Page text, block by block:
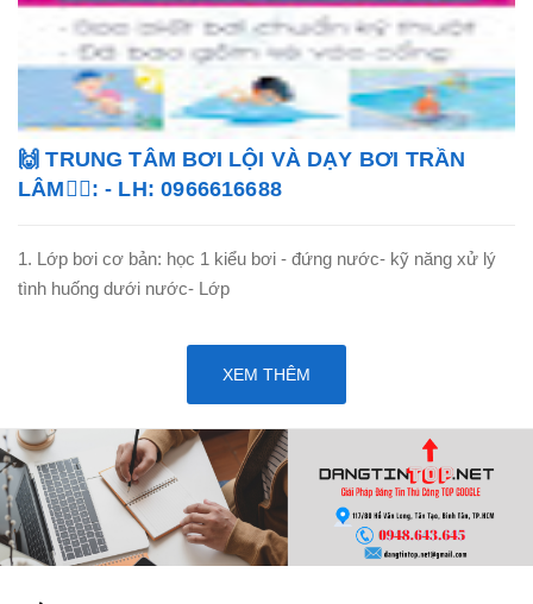
🙌 TRUNG TÂM BƠI LỘI VÀ DẠY BƠI TRẦN
LÂM🏊‍♂️: - LH: 0966616688
1. Lớp bơi cơ bản: học 1 kiểu bơi - đứng nước- kỹ năng xử lý
tình huống dưới nước- Lớp
XEM THÊM